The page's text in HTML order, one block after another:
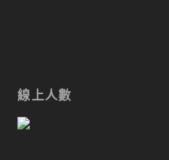
線上人數